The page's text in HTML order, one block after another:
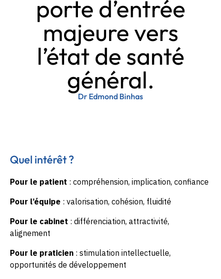
porte d’entrée
majeure vers
l’état de santé
général.
Dr Edmond Binhas
Quel intérêt ?
Pour le patient : compréhension, implication, confiance
Pour l’équipe : valorisation, cohésion, fluidité
Pour le cabinet : différenciation, attractivité,
alignement
Pour le praticien : stimulation intellectuelle,
opportunités de développement